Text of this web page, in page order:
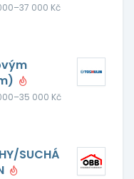
000 Kč
000 Kč
SUCHÁ